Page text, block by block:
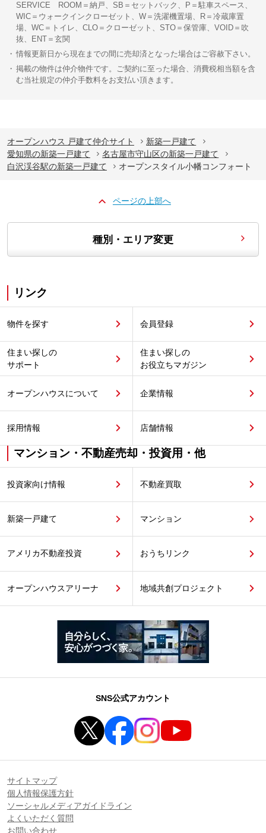
SERVICE ROOM＝納戸、SB＝セットバック、P＝駐車スペース、
WIC＝ウォークインクローゼット、W＝洗濯機置場、R＝冷蔵庫置
場、WC＝トイレ、CLO＝クローゼット、STO＝保管庫、VOID＝吹
抜、ENT＝玄関
情報更新日から現在までの間に売却済となった場合はご容赦下さい。
掲載の物件は仲介物件です。ご契約に至った場合、消費税相当額を含
む当社規定の仲介手数料をお支払い頂きます。
オープンハウス 戸建て仲介サイト
新築一戸建て
愛知県の新築一戸建て
名古屋市守山区の新築一戸建て
白沢渓谷駅の新築一戸建て
オープンスタイル小幡コンフォート
ページの上部へ
種別・エリア変更
リンク
物件を探す 会員登録
住まい探しの
サポート
住まい探しの
お役立ちマガジン
オープンハウスについて 企業情報
採用情報 店舗情報
マンション・不動産売却・投資用・他
投資家向け情報 不動産買取
新築一戸建て マンション
アメリカ不動産投資 おうちリンク
オープンハウスアリーナ 地域共創プロジェクト
SNS公式アカウント
サイトマップ
個人情報保護方針
ソーシャルメディアガイドライン
よくいただく質問
お問い合わせ